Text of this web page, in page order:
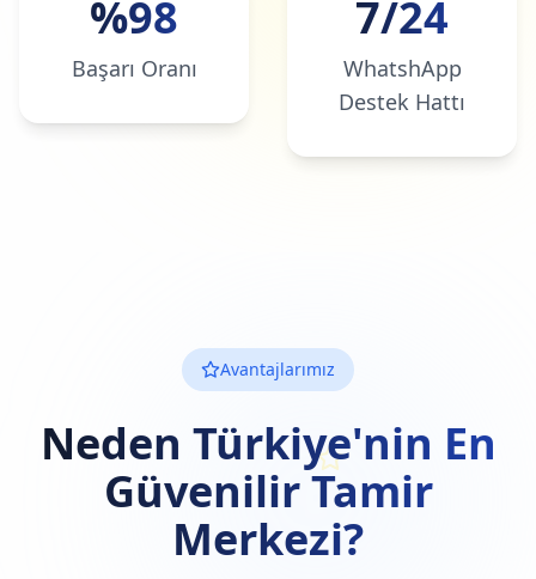
%98
Başarı Oranı
7/24
WhatshApp
Destek Hattı
Avantajlarımız
Neden Türkiye'nin En
Güvenilir Tamir
Merkezi?